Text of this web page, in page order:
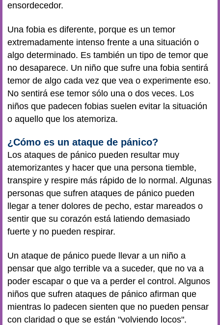
ensordecedor.
Una fobia es diferente, porque es un temor
extremadamente intenso frente a una situación o
algo determinado. Es también un tipo de temor que
no desaparece. Un niño que sufre una fobia sentirá
temor de algo cada vez que vea o experimente eso.
No sentirá ese temor sólo una o dos veces. Los
niños que padecen fobias suelen evitar la situación
o aquello que los atemoriza.
¿Cómo es un ataque de pánico?
Los ataques de pánico pueden resultar muy
atemorizantes y hacer que una persona tiemble,
transpire y respire más rápido de lo normal. Algunas
personas que sufren ataques de pánico pueden
llegar a tener dolores de pecho, estar mareados o
sentir que su corazón está latiendo demasiado
fuerte y no pueden respirar.
Un ataque de pánico puede llevar a un niño a
pensar que algo terrible va a suceder, que no va a
poder escapar o que va a perder el control. Algunos
niños que sufren ataques de pánico afirman que
mientras lo padecen sienten que no pueden pensar
con claridad o que se están "volviendo locos".